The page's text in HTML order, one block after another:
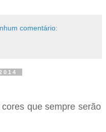
comentário:
que sempre serão